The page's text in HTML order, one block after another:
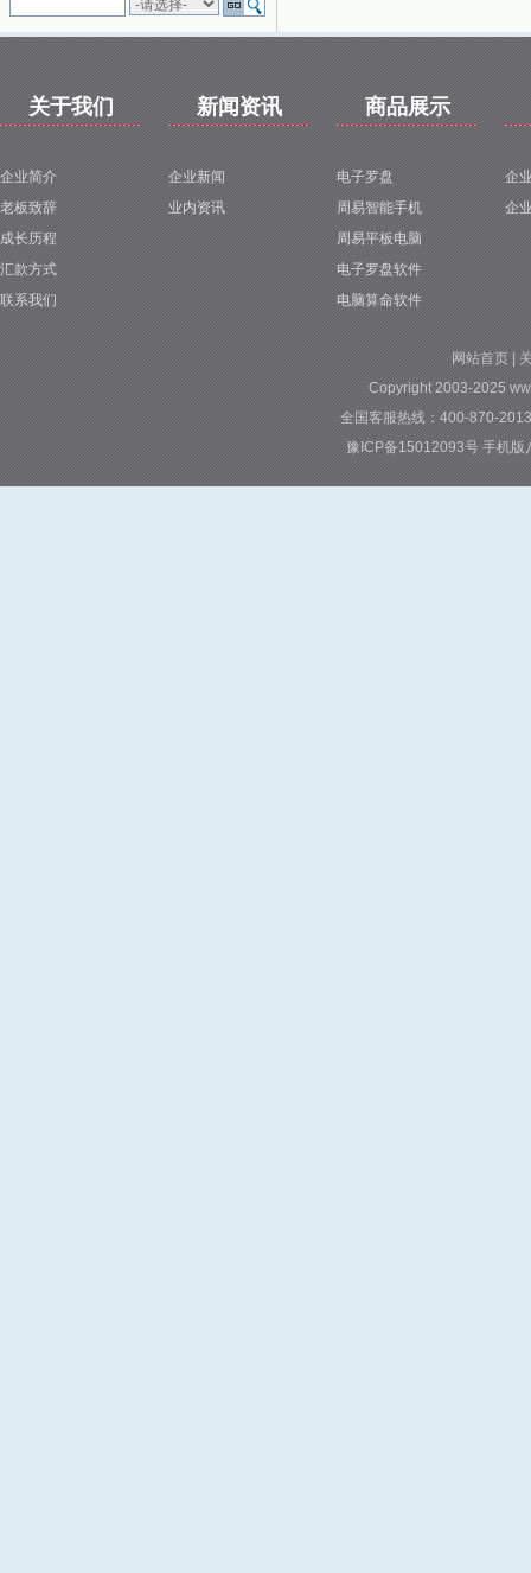
关于我们
企业简介
老板致辞
成长历程
汇款方式
联系我们
新闻资讯
企业新闻
业内资讯
商品展示
电子罗盘
周易智能手机
周易平板电脑
电子罗盘软件
电脑算命软件
企
企
网站首页|
Copyright 2003-2025
全国客服热线：400-870-
豫ICP备15012093号 手机版